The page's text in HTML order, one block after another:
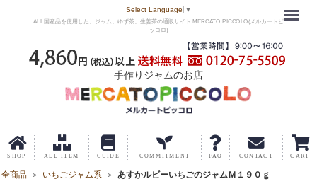
ALL国産品を使用した、ジャム、ゆず茶、生姜茶の通販サイト MERCATO PICCOLO(メルカートピ
ッコロ)
Select Language ▼
手作りジャムのお店
全商品 いちごジャム系 あすかルビーいちごのジャムＭ１９０ｇ